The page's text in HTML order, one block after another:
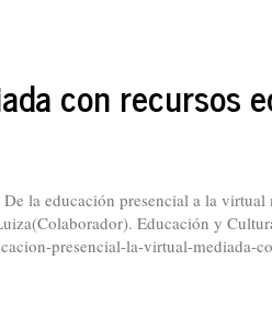
con recursos
la educación presencial a la virtual
Educación y
presencial-la-virtual-mediada-